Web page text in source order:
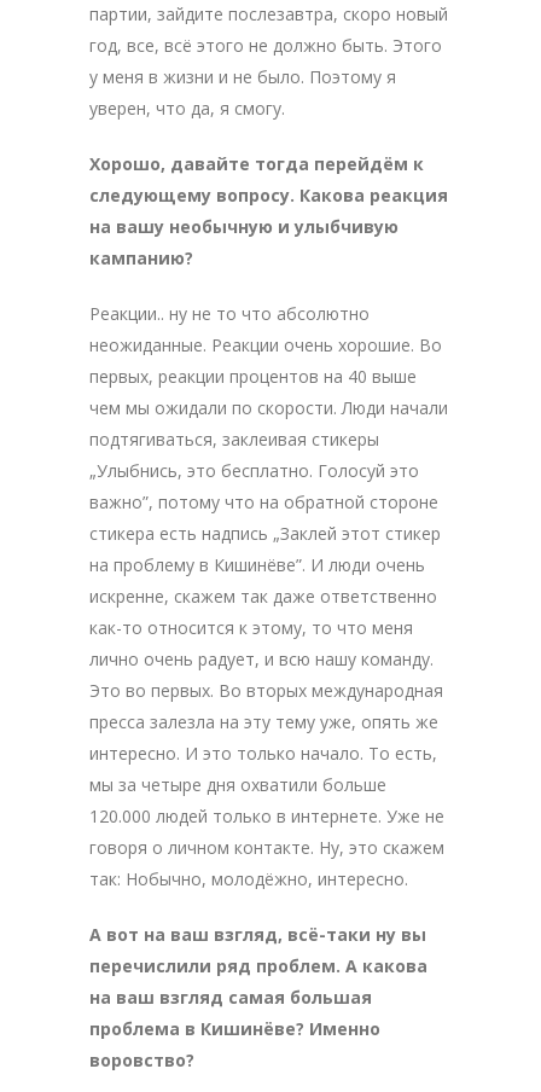
партии, зайдите послезавтра, скоро новый
год, все, всё этого не должно быть. Этого
у меня в жизни и не было. Поэтому я
уверен, что да, я смогу.
Хорошо, давайте тогда перейдём к
следующему вопросу. Какова реакция
на вашу необычную и улыбчивую
кампанию?
Реакции.. ну не то что абсолютно
неожиданные. Реакции очень хорошие. Во
первых, реакции процентов на 40 выше
чем мы ожидали по скорости. Люди начали
подтягиваться, заклеивая стикеры
„Улыбнись, это бесплатно. Голосуй это
важно”, потому что на обратной стороне
стикера есть надпись „Заклей этот стикер
на проблему в Кишинёве”. И люди очень
искренне, скажем так даже ответственно
как-то относится к этому, то что меня
лично очень радует, и всю нашу команду.
Это во первых. Во вторых международная
пресса залезла на эту тему уже, опять же
интересно. И это только начало. То есть,
мы за четыре дня охватили больше
120.000 людей только в интернете. Уже не
говоря о личном контакте. Ну, это скажем
так: Нобычно, молодёжно, интересно.
А вот на ваш взгляд, всё-таки ну вы
перечислили ряд проблем. А какова
на ваш взгляд самая большая
проблема в Кишинёве? Именно
воровство?